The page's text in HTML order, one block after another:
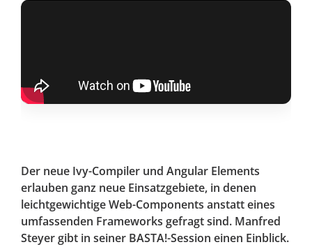
Der neue Ivy-Compiler und Angular Elements
erlauben ganz neue Einsatzgebiete, in denen
leichtgewichtige Web-Components anstatt eines
umfassenden Frameworks gefragt sind. Manfred
Steyer gibt in seiner BASTA!-Session einen Einblick.